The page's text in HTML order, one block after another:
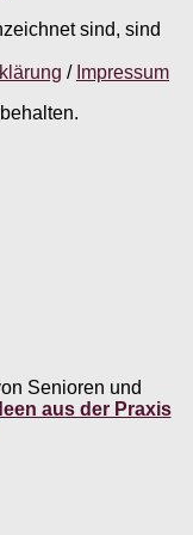
sind, sind
/ Impressum
Senioren und
aus der Praxis